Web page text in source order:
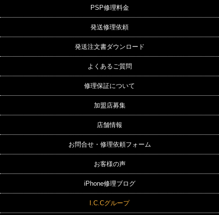
PSP修理料金
発送修理依頼
発送注文書ダウンロード
よくあるご質問
修理保証について
加盟店募集
店舗情報
お問合せ・修理依頼フォーム
お客様の声
iPhone修理ブログ
I.C.Cグループ